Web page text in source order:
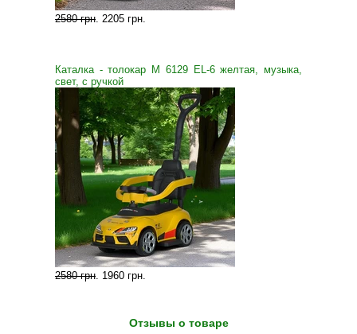
2580 грн. 2205 грн.
Каталка - толокар M 6129 EL-6 желтая, музыка,
свет, с ручкой
2580 грн. 1960 грн.
Отзывы о товаре